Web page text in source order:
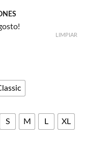
S M L XL
LIMPIAR